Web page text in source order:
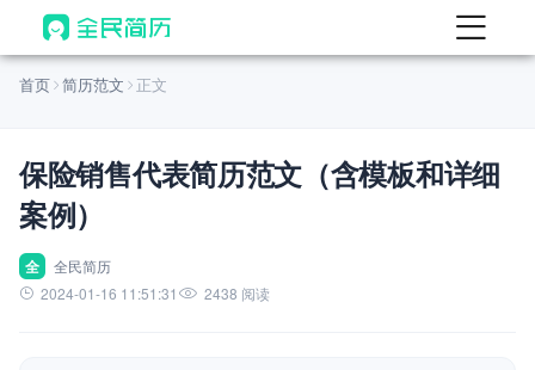
首页
AI 生成简历
AI 翻译简历
AI 诊断简历
首页 简历范文 正文
保险销售代表简历范文（含模板和详细
案例）
全
全民简历
2024-01-16 11:51:31
2438 阅读